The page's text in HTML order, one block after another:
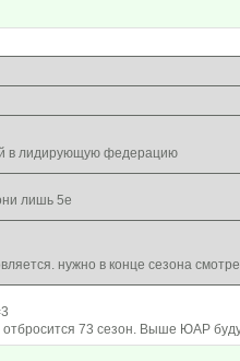
в лидирующую федерацию
лишь 5е
нужно в конце сезона
73 сезон. Выше ЮАР